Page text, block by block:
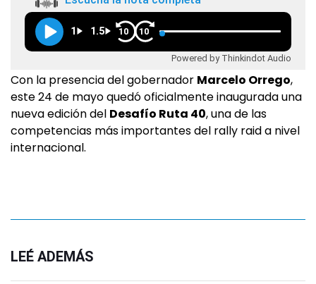
1 1.5 10 10
Powered by Thinkindot Audio
Con la presencia del gobernador Marcelo Orrego,
este 24 de mayo quedó oficialmente inaugurada una
nueva edición del Desafío Ruta 40, una de las
competencias más importantes del rally raid a nivel
internacional.
LEÉ ADEMÁS